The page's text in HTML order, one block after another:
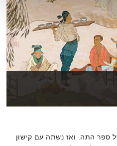
של ספר התה. ואז נשתה עם קישון